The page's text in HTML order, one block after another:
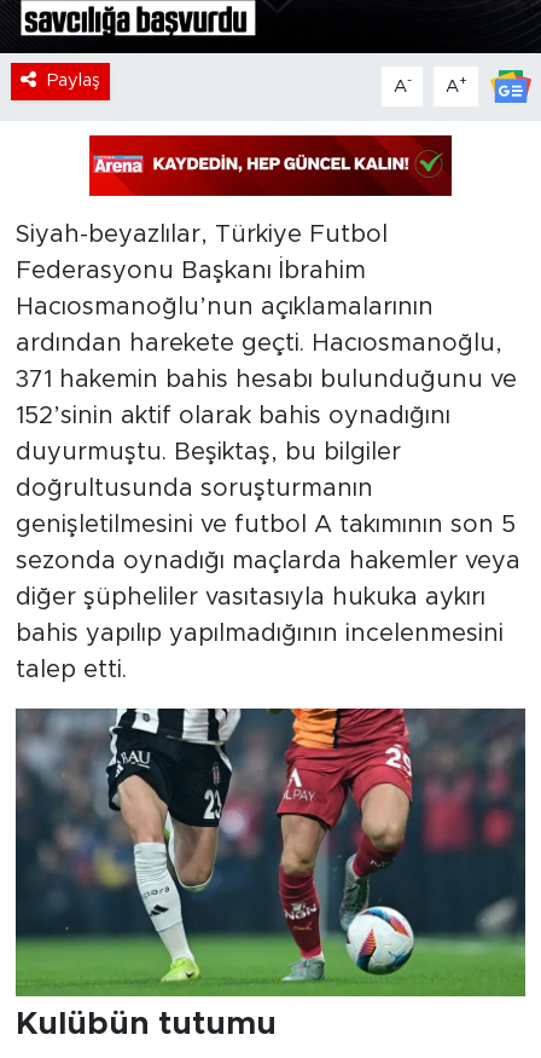
Paylaş A- A+
Siyah-beyazlılar, Türkiye Futbol
Federasyonu Başkanı İbrahim
Hacıosmanoğlu’nun açıklamalarının
ardından harekete geçti. Hacıosmanoğlu,
371 hakemin bahis hesabı bulunduğunu ve
152’sinin aktif olarak bahis oynadığını
duyurmuştu. Beşiktaş, bu bilgiler
doğrultusunda soruşturmanın
genişletilmesini ve futbol A takımının son 5
sezonda oynadığı maçlarda hakemler veya
diğer şüpheliler vasıtasıyla hukuka aykırı
bahis yapılıp yapılmadığının incelenmesini
talep etti.
Kulübün tutumu